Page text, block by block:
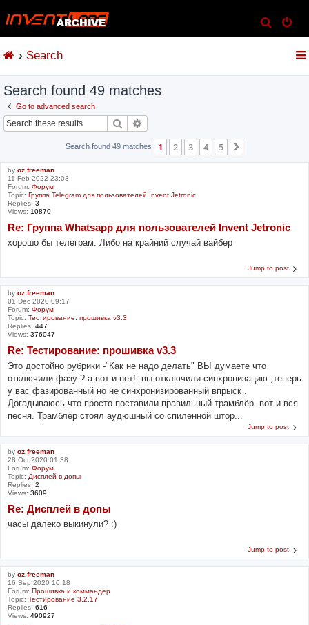
e
Search
Search found 49 matches
Go to advanced search
Search
Search found 49 matches 1 2 3 4 5
by oz.freeman
11 Feb 2022 23:03
Forum: Форум
Topic: Группа Telegram для пользователей Invent Jetronic
Replies: 3
Views: 10870
Re: Группа Whatsapp для пользователей Invent Jetronic
хорошо бы телеграм. Либо на крайний случай вайбер
Jump to post
by oz.freeman
01 Dec 2020 09:17
Forum: Форум
Topic: Тестирование: прошивка v3.3
Replies: 447
Views: 376047
Re: Тестирование: прошивка v3.3
Это достойно рубрики -"Как не надо делать" ВЫ думаете что
отключили фазу ? а вот и нет!- вы отключили синхронизацию ,теперь
у вас фазированный но не синхронизированный впрыск .
Догадываюсь что просто поставили правильный трамблёр -вот и вся
песня. Трамблёр стоял аудюшный со спиленной штор...
Jump to post
by oz.freeman
28 Oct 2020 01:38
Forum: Форум
Topic: Дисплей в допы
Replies: 2
Views: 3609
Re: Дисплей в допы
часы далеко выкинули? :)
Jump to post
by oz.freeman
16 Sep 2020 10:18
Forum: Прошивка и коммандер
Topic: Тестирование 3.2.17
Replies: 616
Views: 490927